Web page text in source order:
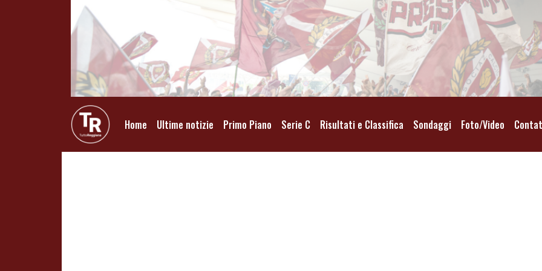
Home Ultime notizie Primo Piano Serie C Risultati e Classifica Sondaggi Foto/Video